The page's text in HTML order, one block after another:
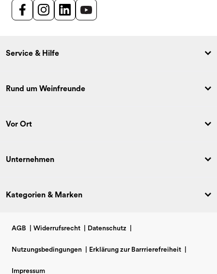
Service & Hilfe
Rund um Weinfreunde
Vor Ort
Unternehmen
Kategorien & Marken
AGB Widerrufsrecht Datenschutz
Nutzungsbedingungen Erklärung zur Barrrierefreiheit
Impressum